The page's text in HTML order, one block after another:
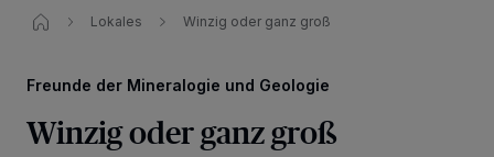
Lokales Winzig oder ganz groß
Freunde der Mineralogie und Geologie
Winzig oder ganz groß